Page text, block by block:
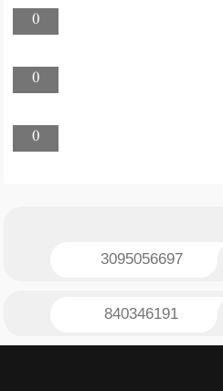
0
0
0
3095056697
840346191